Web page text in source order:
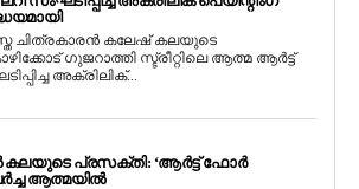
ചിത്രകാരൻ കലേഷ് കലയുടെ
ഗുജറാത്തി സ്ട്രീറ്റിലെ ആത്മ ആർട്ട്
അക്രിലിക്...
കലയുടെ പ്രസക്തി: ‘ആർട്ട് ഫോർ
ആത്മയിൽ